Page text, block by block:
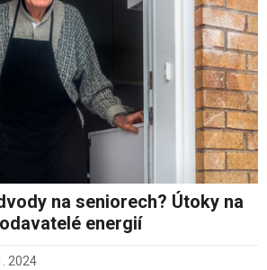
na seniorech? Útoky na
energií
2024